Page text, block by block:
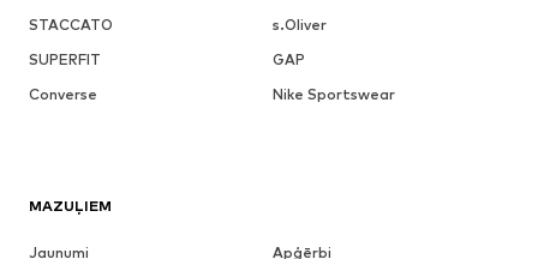
STACCATO
s.Oliver
SUPERFIT
GAP
Converse
Nike Sportswear
MAZUĻIEM
Jaunumi
Apģērbi